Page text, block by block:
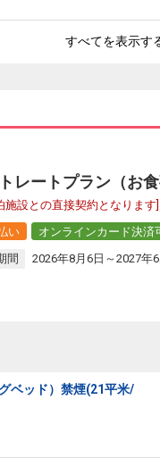
すべてを表示す
レートプラン（お食
施設との直接契約となります]
い
オンラインカード決済
間
2026年8月6日～2027年6
ベッド）禁煙(21平米/